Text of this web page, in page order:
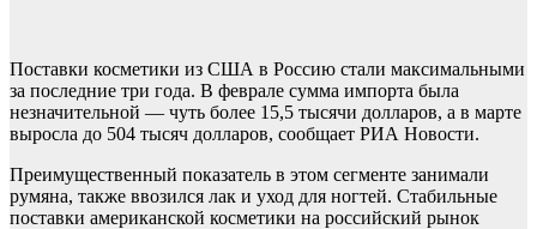
Поставки косметики из США в Россию стали максимальными
за последние три года. В феврале сумма импорта была
незначительной — чуть более 15,5 тысячи долларов, а в марте
выросла до 504 тысяч долларов, сообщает РИА Новости.
Преимущественный показатель в этом сегменте занимали
румяна, также ввозился лак и уход для ногтей. Стабильные
поставки американской косметики на российский рынок